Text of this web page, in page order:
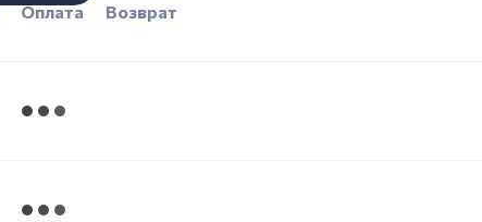
Оплата Возврат